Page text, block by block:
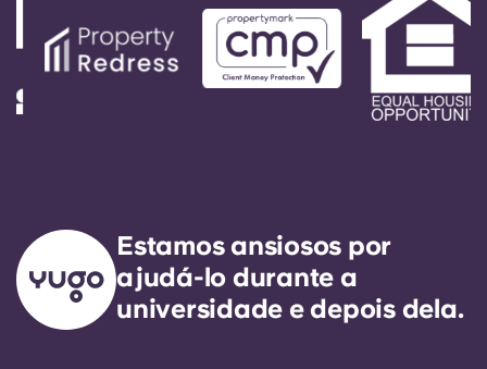
Estamos ansiosos por
ajudá-lo durante a
universidade e depois dela.